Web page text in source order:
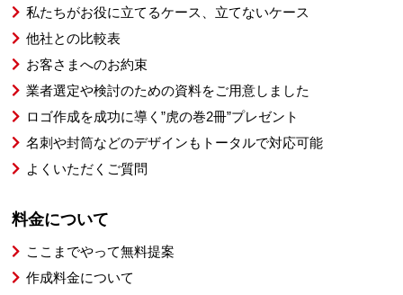
私たちがお役に立てるケース、立てないケース
他社との比較表
お客さまへのお約束
業者選定や検討のための資料をご用意しました
ロゴ作成を成功に導く”虎の巻2冊”プレゼント
名刺や封筒などのデザインもトータルで対応可能
よくいただくご質問
料金について
ここまでやって無料提案
作成料金について